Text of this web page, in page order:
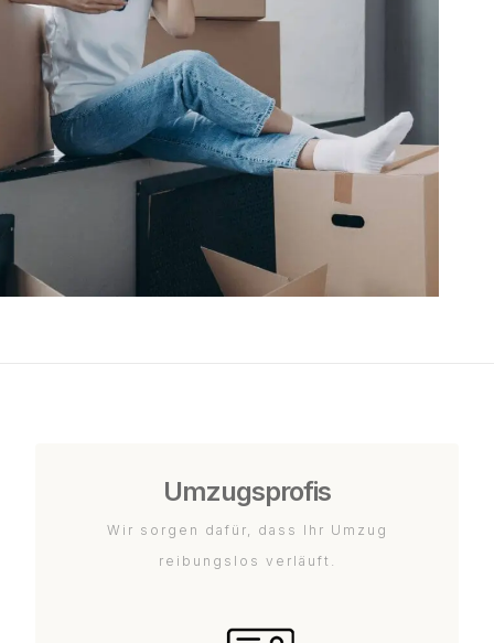
Umzugsprofis
Wir sorgen dafür, dass Ihr Umzug
reibungslos verläuft.